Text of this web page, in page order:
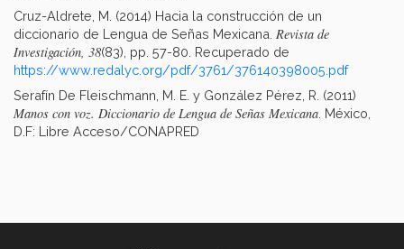
Cruz-Aldrete, M. (2014) Hacia la construcción de un
diccionario de Lengua de Señas Mexicana. Revista de
Investigación, 38(83), pp. 57-80. Recuperado de
https://www.redalyc.org/pdf/3761/376140398005.pdf
Serafín De Fleischmann, M. E. y González Pérez, R. (2011)
Manos con voz. Diccionario de Lengua de Señas Mexicana . México,
D.F: Libre Acceso/CONAPRED